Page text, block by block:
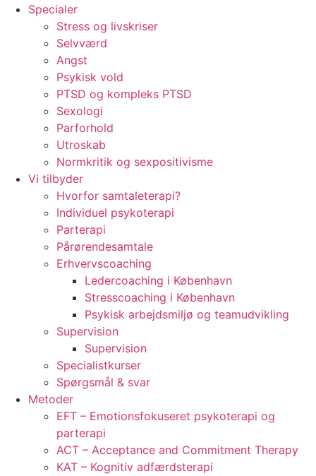
Specialer
Stress og livskriser
Selvværd
Angst
Psykisk vold
PTSD og kompleks PTSD
Sexologi
Parforhold
Utroskab
Normkritik og sexpositivisme
Vi tilbyder
Hvorfor samtaleterapi?
Individuel psykoterapi
Parterapi
Pårørendesamtale
Erhvervscoaching
Ledercoaching i København
Stresscoaching i København
Psykisk arbejdsmiljø og teamudvikling
Supervision
Supervision
Specialistkurser
Spørgsmål & svar
Metoder
EFT – Emotionsfokuseret psykoterapi og
parterapi
ACT – Acceptance and Commitment Therapy
KAT – Kognitiv adfærdsterapi